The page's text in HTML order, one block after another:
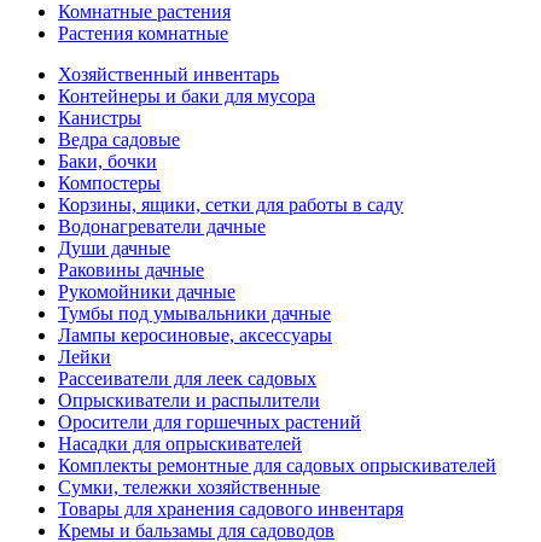
Комнатные растения
Растения комнатные
Хозяйственный инвентарь
Контейнеры и баки для мусора
Канистры
Ведра садовые
Баки, бочки
Компостеры
Корзины, ящики, сетки для работы в саду
Водонагреватели дачные
Души дачные
Раковины дачные
Рукомойники дачные
Тумбы под умывальники дачные
Лампы керосиновые, аксессуары
Лейки
Рассеиватели для леек садовых
Опрыскиватели и распылители
Оросители для горшечных растений
Насадки для опрыскивателей
Комплекты ремонтные для садовых опрыскивателей
Сумки, тележки хозяйственные
Товары для хранения садового инвентаря
Кремы и бальзамы для садоводов